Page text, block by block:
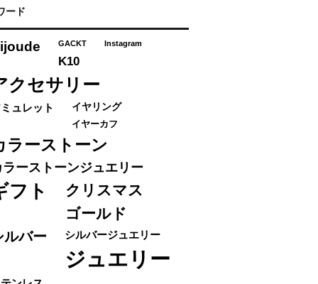
ード
GACKT Instagram
K10
クセサリー
ュレット
イヤリング
イヤーカフ
ラーストーン
ラーストーンジュエリー
フト
クリスマス
ゴールド
ルバー シルバージュエリー
ジュエリー